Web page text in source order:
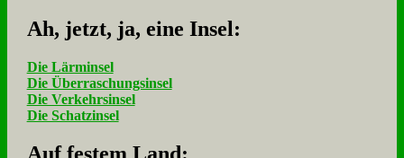
Ah, jetzt, ja, ei­ne In­sel:
Die Lärminsel
Die Überraschungsinsel
Die Verkehrsinsel
Die Schatzinsel